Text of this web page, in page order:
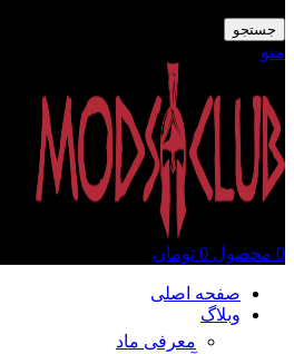
جستجو
منو
0 محصول 0 تومان
صفحه اصلی
وبلاگ
معرفی ماد